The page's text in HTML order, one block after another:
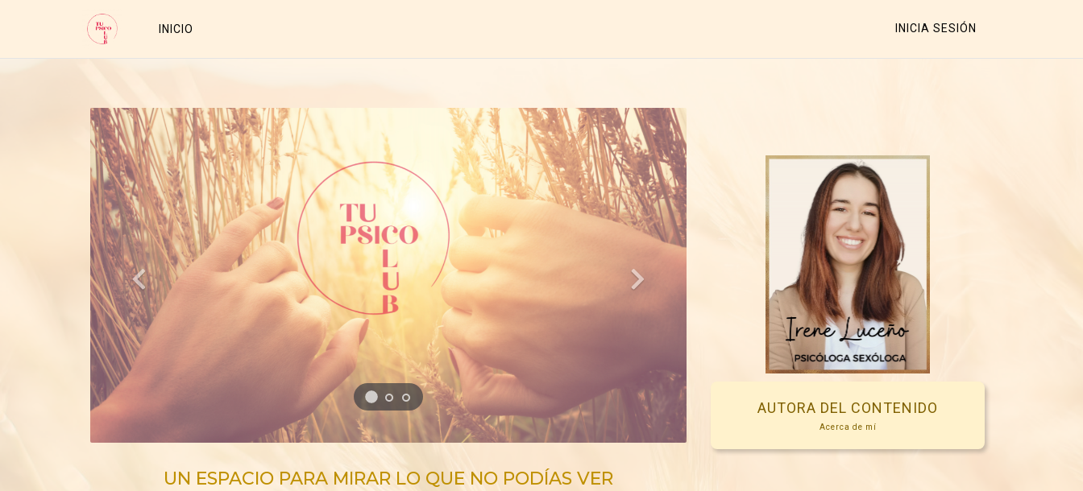
INICIO INICIA SESIÓN
Anterior próximo
UN ESPACIO PARA MIRAR LO QUE NO PODÍAS VER
AUTORA DEL CONTENIDO
Acerca de mí